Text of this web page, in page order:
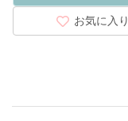
お気に入り